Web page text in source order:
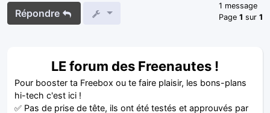
Répondre
1 message
Page 1 sur 1
LE forum des Freenautes !
Pour booster ta Freebox ou te faire plaisir, les bons-plans
hi-tech c'est ici !
✅ Pas de prise de tête, ils ont été testés et approuvés par